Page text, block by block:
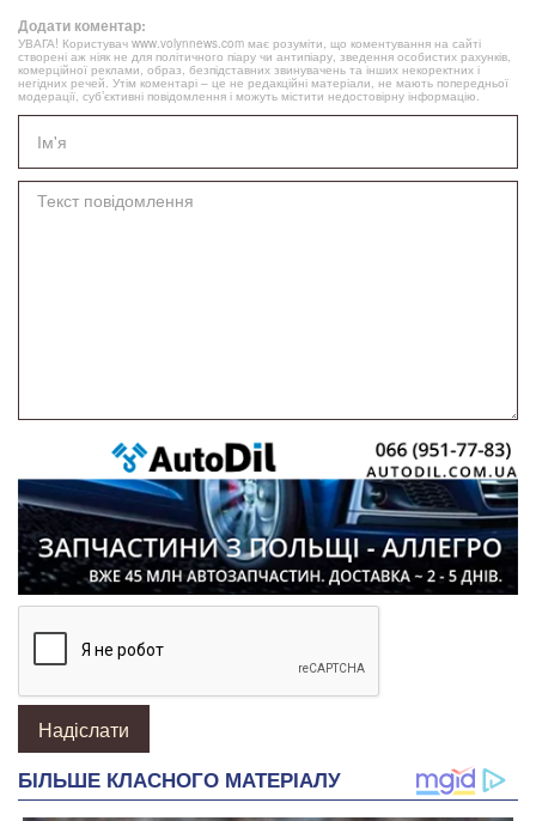
Додати коментар:
УВАГА! Користувач www.volynnews.com має розуміти, що коментування на сайті
створені аж ніяк не для політичного піару чи антипіару, зведення особистих рахунків,
комерційної реклами, образ, безпідставних звинувачень та інших некоректних і
негідних речей. Утім коментарі – це не редакційні матеріали, не мають попередньої
модерації, суб’єктивні повідомлення і можуть містити недостовірну інформацію.